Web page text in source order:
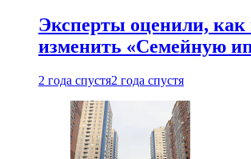
Эксперты оценили, как
изменить «Семейную
2 года спустя2 года спустя